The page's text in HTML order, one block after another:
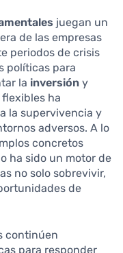
juegan un
de las empresas
periodos de crisis
políticas para
la inversión y
flexibles ha
la supervivencia y
adversos. A lo
concretos
ha sido un motor de
no solo sobrevivir,
de
continúen
para responder